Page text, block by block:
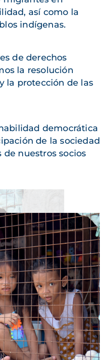
así como la
indígenas.
de derechos
la resolución
la protección de las
democrática
de la sociedad
de nuestros socios